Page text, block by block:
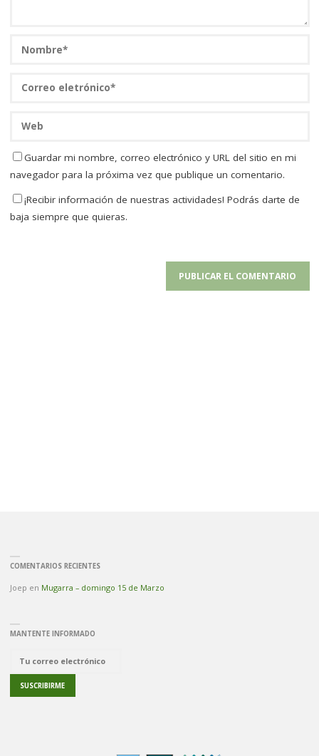
Guardar mi nombre, correo electrónico y URL del sitio en mi
navegador para la próxima vez que publique un comentario.
¡Recibir información de nuestras actividades! Podrás darte de
baja siempre que quieras.
COMENTARIOS RECIENTES
Joep en Mugarra – domingo 15 de Marzo
MANTENTE INFORMADO